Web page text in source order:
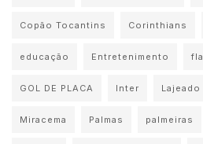
Copão Tocantins Corinthians
educação Entretenimento
GOL DE PLACA Inter Lajeado
Miracema Palmas palmeiras